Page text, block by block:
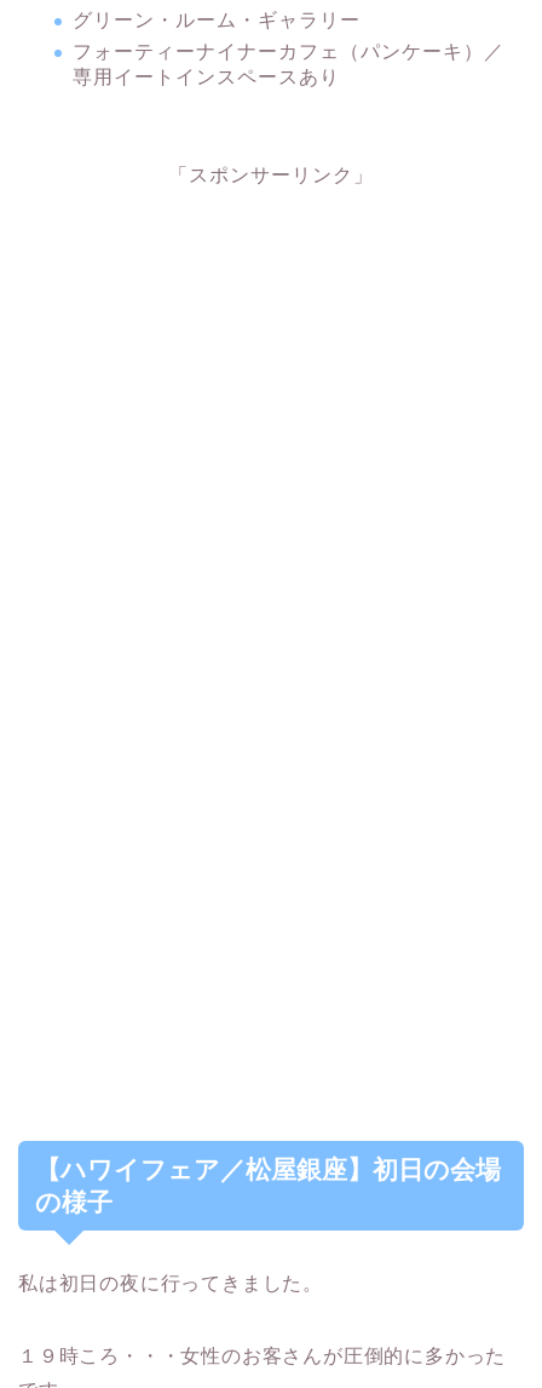
グリーン・ルーム・ギャラリー
フォーティーナイナーカフェ（パンケーキ）／
専用イートインスペースあり
「スポンサーリンク」
【ハワイフェア／松屋銀座】初日の会場
の様子
私は初日の夜に行ってきました。
１９時ころ・・・女性のお客さんが圧倒的に多かった